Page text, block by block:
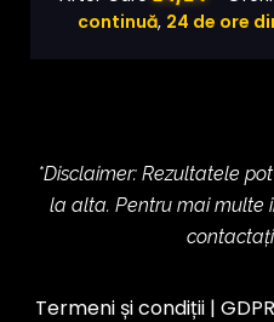
continuă, 24 de ore
*Disclaimer: Rezultatele
la alta. Pentru mai multe
Termeni și condiții| GDPR